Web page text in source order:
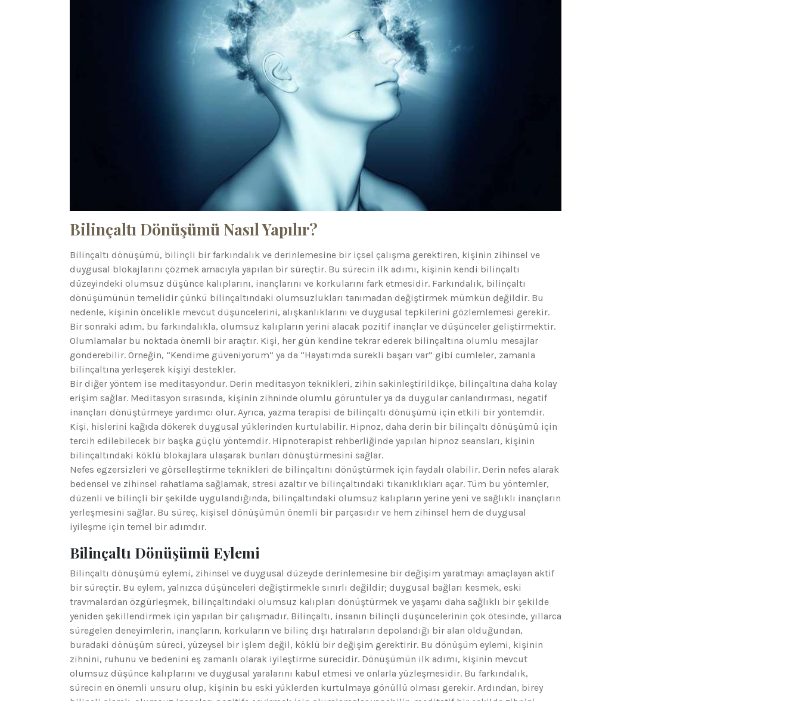
Bilinçaltı Dönüşümü Nasıl Yapılır?
Bilinçaltı dönüşümü, bilinçli bir farkındalık ve derinlemesine bir içsel çalışma gerektiren, kişinin zihinsel ve
duygusal blokajlarını çözmek amacıyla yapılan bir süreçtir. Bu sürecin ilk adımı, kişinin kendi bilinçaltı
düzeyindeki olumsuz düşünce kalıplarını, inançlarını ve korkularını fark etmesidir. Farkındalık, bilinçaltı
dönüşümünün temelidir çünkü bilinçaltındaki olumsuzlukları tanımadan değiştirmek mümkün değildir. Bu
nedenle, kişinin öncelikle mevcut düşüncelerini, alışkanlıklarını ve duygusal tepkilerini gözlemlemesi gerekir.
Bir sonraki adım, bu farkındalıkla, olumsuz kalıpların yerini alacak pozitif inançlar ve düşünceler geliştirmektir.
Olumlamalar bu noktada önemli bir araçtır. Kişi, her gün kendine tekrar ederek bilinçaltına olumlu mesajlar
gönderebilir. Örneğin, “Kendime güveniyorum” ya da “Hayatımda sürekli başarı var” gibi cümleler, zamanla
bilinçaltına yerleşerek kişiyi destekler.
Bir diğer yöntem ise meditasyondur. Derin meditasyon teknikleri, zihin sakinleştirildikçe, bilinçaltına daha kolay
erişim sağlar. Meditasyon sırasında, kişinin zihninde olumlu görüntüler ya da duygular canlandırması, negatif
inançları dönüştürmeye yardımcı olur. Ayrıca, yazma terapisi de bilinçaltı dönüşümü için etkili bir yöntemdir.
Kişi, hislerini kağıda dökerek duygusal yüklerinden kurtulabilir. Hipnoz, daha derin bir bilinçaltı dönüşümü için
tercih edilebilecek bir başka güçlü yöntemdir. Hipnoterapist rehberliğinde yapılan hipnoz seansları, kişinin
bilinçaltındaki köklü blokajlara ulaşarak bunları dönüştürmesini sağlar.
Nefes egzersizleri ve görselleştirme teknikleri de bilinçaltını dönüştürmek için faydalı olabilir. Derin nefes alarak
bedensel ve zihinsel rahatlama sağlamak, stresi azaltır ve bilinçaltındaki tıkanıklıkları açar. Tüm bu yöntemler,
düzenli ve bilinçli bir şekilde uygulandığında, bilinçaltındaki olumsuz kalıpların yerine yeni ve sağlıklı inançların
yerleşmesini sağlar. Bu süreç, kişisel dönüşümün önemli bir parçasıdır ve hem zihinsel hem de duygusal
iyileşme için temel bir adımdır.
Bilinçaltı Dönüşümü Eylemi
Bilinçaltı dönüşümü eylemi, zihinsel ve duygusal düzeyde derinlemesine bir değişim yaratmayı amaçlayan aktif
bir süreçtir. Bu eylem, yalnızca düşünceleri değiştirmekle sınırlı değildir; duygusal bağları kesmek, eski
travmalardan özgürleşmek, bilinçaltındaki olumsuz kalıpları dönüştürmek ve yaşamı daha sağlıklı bir şekilde
yeniden şekillendirmek için yapılan bir çalışmadır. Bilinçaltı, insanın bilinçli düşüncelerinin çok ötesinde, yıllarca
süregelen deneyimlerin, inançların, korkuların ve bilinç dışı hatıraların depolandığı bir alan olduğundan,
buradaki dönüşüm süreci, yüzeysel bir işlem değil, köklü bir değişim gerektirir. Bu dönüşüm eylemi, kişinin
zihnini, ruhunu ve bedenini eş zamanlı olarak iyileştirme sürecidir. Dönüşümün ilk adımı, kişinin mevcut
olumsuz düşünce kalıplarını ve duygusal yaralarını kabul etmesi ve onlarla yüzleşmesidir. Bu farkındalık,
sürecin en önemli unsuru olup, kişinin bu eski yüklerden kurtulmaya gönüllü olması gerekir. Ardından, birey